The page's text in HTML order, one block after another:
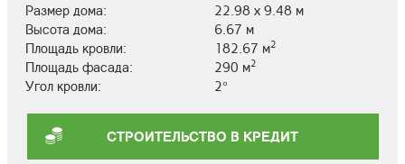
Размер дома:
22.98 х 9.48 м
Высота дома:
6.67 м
Площадь кровли:
182.67 м2
Площадь фасада: 290 м2
Угол кровли: 2°
СТРОИТЕЛЬСТВО В КРЕДИТ